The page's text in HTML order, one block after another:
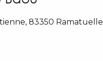
83350 Ramatuelle